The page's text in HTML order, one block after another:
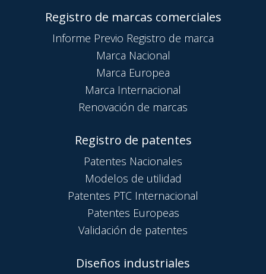
Registro de marcas comerciales
Informe Previo Registro de marca
Marca Nacional
Marca Europea
Marca Internacional
Renovación de marcas
Registro de patentes
Patentes Nacionales
Modelos de utilidad
Patentes PTC Internacional
Patentes Europeas
Validación de patentes
Diseños industriales